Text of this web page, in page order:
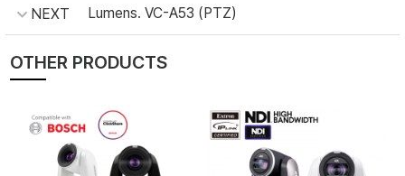
NEXT Lumens. VC-A53 (PTZ)
OTHER PRODUCTS